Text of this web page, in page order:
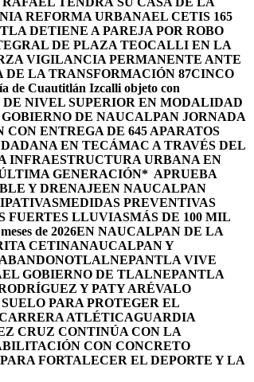
REFORMA URBANAEL CETIS 165
DETIENE A PAREJA POR ROBO
DE PLAZA TEOCALLI EN LA
VIGILANCIA PERMANENTE ANTE
LA TRANSFORMACIÓN 87CINCO
de Cuautitlán Izcalli objeto con
DE NIVEL SUPERIOR EN MODALIDAD
DE NAUCALPAN JORNADA
ENTREGA DE 645 APARATOS
EN TECÁMAC A TRAVÉS DEL
INFRAESTRUCTURA URBANA EN
GENERACIÓN* APRUEBA
Y DRENAJEEN NAUCALPAN
MEDIDAS PREVENTIVAS
FUERTES LLUVIASMÁS DE 100 MIL
de 2026EN NAUCALPAN DE LA
CETINANAUCALPAN Y
TLALNEPANTLA VIVE
EL GOBIERNO DE TLALNEPANTLA
Y PATY ARÉVALO
PARA PROTEGER EL
ATLÉTICAGUARDIA
CRUZ CONTINÚA CON LA
CON CONCRETO
FORTALECER EL DEPORTE Y LA